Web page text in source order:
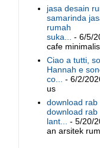
jasa desain
samarinda
rumah
suka...
- 6/5/
cafe minimalis
Ciao a tutti,
Hannah e
co...
- 6/2/
us
download rab
download rab
lant...
- 5/20/
an arsitek